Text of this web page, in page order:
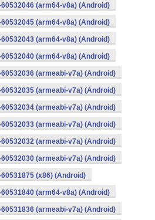
(arm64-v8a) (Android)
(arm64-v8a) (Android)
(arm64-v8a) (Android)
(arm64-v8a) (Android)
(armeabi-v7a) (Android)
(armeabi-v7a) (Android)
(armeabi-v7a) (Android)
(armeabi-v7a) (Android)
(armeabi-v7a) (Android)
(armeabi-v7a) (Android)
(x86) (Android)
(arm64-v8a) (Android)
(armeabi-v7a) (Android)